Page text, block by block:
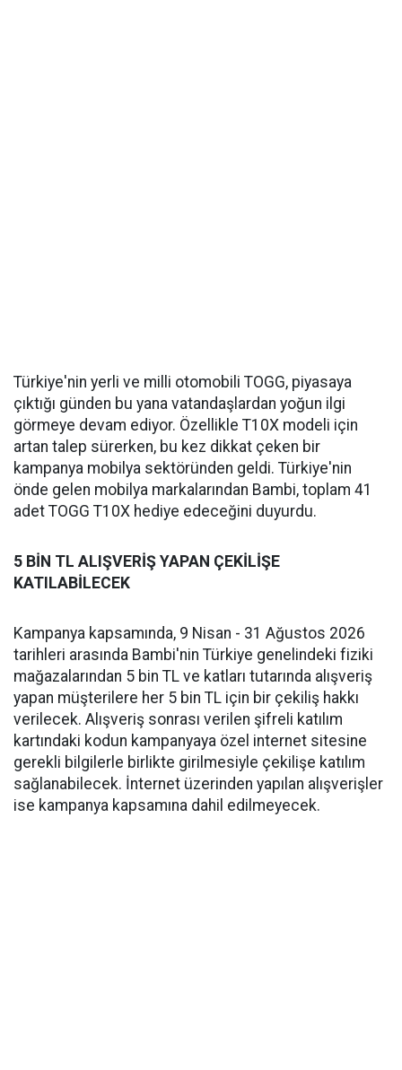
Türkiye'nin yerli ve milli otomobili TOGG, piyasaya
çıktığı günden bu yana vatandaşlardan yoğun ilgi
görmeye devam ediyor. Özellikle T10X modeli için
artan talep sürerken, bu kez dikkat çeken bir
kampanya mobilya sektöründen geldi. Türkiye'nin
önde gelen mobilya markalarından Bambi, toplam 41
adet TOGG T10X hediye edeceğini duyurdu.
5 BİN TL ALIŞVERİŞ YAPAN ÇEKİLİŞE
KATILABİLECEK
Kampanya kapsamında, 9 Nisan - 31 Ağustos 2026
tarihleri arasında Bambi'nin Türkiye genelindeki fiziki
mağazalarından 5 bin TL ve katları tutarında alışveriş
yapan müşterilere her 5 bin TL için bir çekiliş hakkı
verilecek. Alışveriş sonrası verilen şifreli katılım
kartındaki kodun kampanyaya özel internet sitesine
gerekli bilgilerle birlikte girilmesiyle çekilişe katılım
sağlanabilecek. İnternet üzerinden yapılan alışverişler
ise kampanya kapsamına dahil edilmeyecek.